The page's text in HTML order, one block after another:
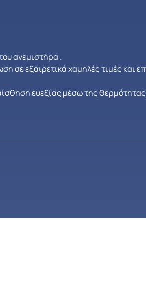
ανεμιστήρα .
σε εξαιρετικά χαμηλές τιμές και
ευεξίας μέσω της